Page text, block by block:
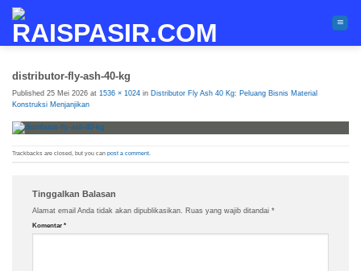
content
distributor-fly-ash-40-kg
Published 25 Mei 2026 at 1536 × 1024 in Distributor Fly Ash 40 Kg: Peluang Bisnis Material
Konstruksi Menjanjikan
Trackbacks are closed, but you can post a comment.
Tinggalkan Balasan
Alamat email Anda tidak akan dipublikasikan. Ruas yang wajib ditandai *
Komentar *